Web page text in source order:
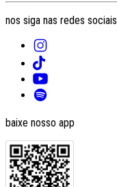
nos siga nas redes sociais
baixe nosso app